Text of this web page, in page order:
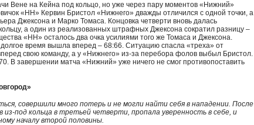
Вене на Кейна под кольцо, но уже через пару моментов «Нижний»
«НН» Кервин Бристол «Нижнего» дважды отличился с одной точки, а
Джексона и Марко Томаса. Концовка четверти вновь далась
а один из реализованных штрафных Джексона сократил разницу –
«НН» осталось два очка усилиями того же Томаса и Джексона.
время вышла вперед – 68:66. Ситуацию спасла «треха» от
свою команду, а у «Нижнего» из-за перебора фолов выбыл Бристол.
В завершении матча «Нижний» уже ничего не смог противопоставить
совершили много потерь и не могли найти себя в нападении. После
под кольца в третьей четверти, пропала уверенность в себе, и
началу второй половины.